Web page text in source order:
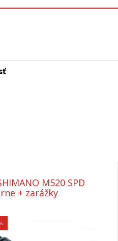
M520 SPD
+ zarážky